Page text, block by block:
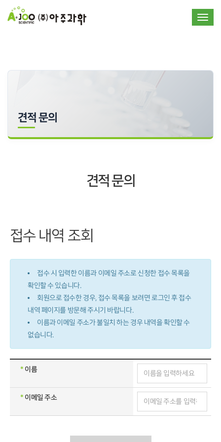
견적 문의
견적 문의
접수 내역 조회
접수 시 입력한 이름과 이메일 주소로 신청한 접수 목록을
확인할 수 있습니다.
회원으로 접수한 경우, 접수 목록을 보려면 로그인 후 접수
내역 페이지를 방문해 주시기 바랍니다.
이름과 이메일 주소가 불일치 하는 경우 내역을 확인할 수
없습니다.
* 이름
* 이메일 주소